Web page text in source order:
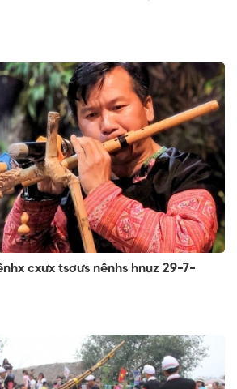
cxưx tsơưs nênhs hnuz 29-7-